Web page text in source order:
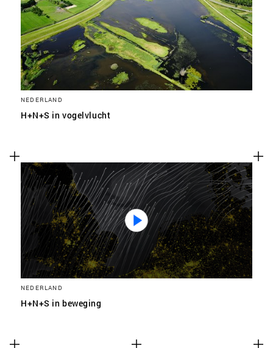
NEDERLAND
H+N+S in vogelvlucht
NEDERLAND
H+N+S in beweging
SLA VOORKEUREN OP